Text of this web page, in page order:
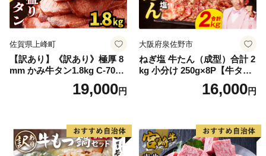
佐賀県上峰町
【訳あり】《訳あり》極厚 8
mm かみ牛タン1.8kg C-709-
19,000円
大阪府泉佐野市
ねぎ塩 牛たん（成型）合計 2
kg 小分け 250g×8P【牛タン
牛肉 焼肉用 薄切り 訳あり サ
16,000円